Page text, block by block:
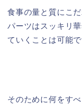
食事の量と質にこ
パーツはスッキリ
ていくことは可能
そのために何をす